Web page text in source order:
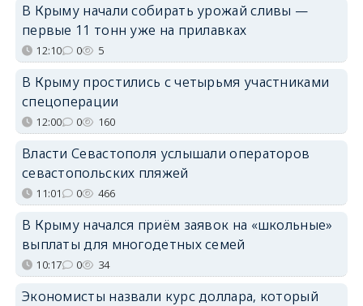
В Крыму начали собирать урожай сливы —
первые 11 тонн уже на прилавках
12:10 0 5
В Крыму простились с четырьмя участниками
спецоперации
12:00 0 160
Власти Севастополя услышали операторов
севастопольских пляжей
11:01 0 466
В Крыму начался приём заявок на «школьные»
выплаты для многодетных семей
10:17 0 34
Экономисты назвали курс доллара, который